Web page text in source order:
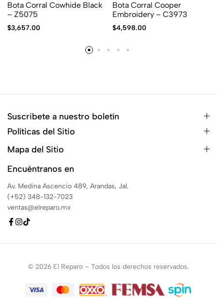
Bota Corral Cowhide Black
– Z5075
$3,657.00
Bota Corral Cooper
Embroidery – C3973
$4,598.00
Suscribete a nuestro boletín
Políticas del Sitio
Mapa del Sitio
Encuéntranos en
Av. Medina Ascencio 489, Arandas, Jal.
(+52) 348-132-7023
ventas@elreparo.mx
© 2026 El Reparo – Todos los derechos reservados.